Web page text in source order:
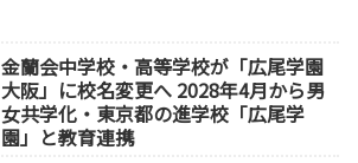
金蘭会中学校・高等学校が「広尾学園
大阪」に校名変更へ 2028年4月から男
女共学化・東京都の進学校「広尾学
園」と教育連携